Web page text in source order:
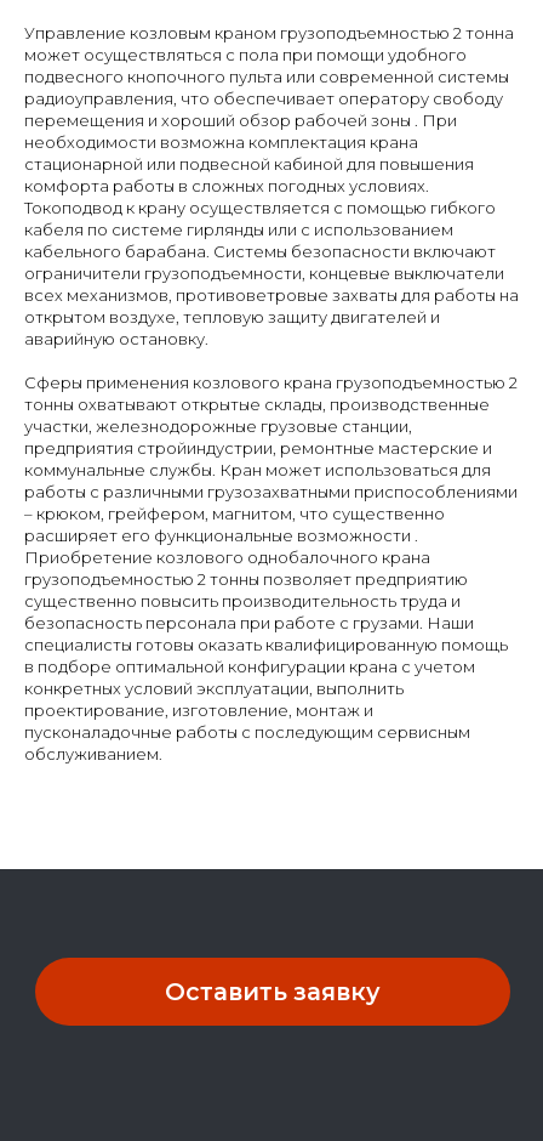
Управление козловым краном грузоподъемностью 2 тонна
может осуществляться с пола при помощи удобного
подвесного кнопочного пульта или современной системы
радиоуправления, что обеспечивает оператору свободу
перемещения и хороший обзор рабочей зоны . При
необходимости возможна комплектация крана
стационарной или подвесной кабиной для повышения
комфорта работы в сложных погодных условиях.
Токоподвод к крану осуществляется с помощью гибкого
кабеля по системе гирлянды или с использованием
кабельного барабана. Системы безопасности включают
ограничители грузоподъемности, концевые выключатели
всех механизмов, противоветровые захваты для работы на
открытом воздухе, тепловую защиту двигателей и
аварийную остановку.
Сферы применения козлового крана грузоподъемностью 2
тонны охватывают открытые склады, производственные
участки, железнодорожные грузовые станции,
предприятия стройиндустрии, ремонтные мастерские и
коммунальные службы. Кран может использоваться для
работы с различными грузозахватными приспособлениями
– крюком, грейфером, магнитом, что существенно
расширяет его функциональные возможности .
Приобретение козлового однобалочного крана
грузоподъемностью 2 тонны позволяет предприятию
существенно повысить производительность труда и
безопасность персонала при работе с грузами. Наши
специалисты готовы оказать квалифицированную помощь
в подборе оптимальной конфигурации крана с учетом
конкретных условий эксплуатации, выполнить
проектирование, изготовление, монтаж и
пусконаладочные работы с последующим сервисным
обслуживанием.